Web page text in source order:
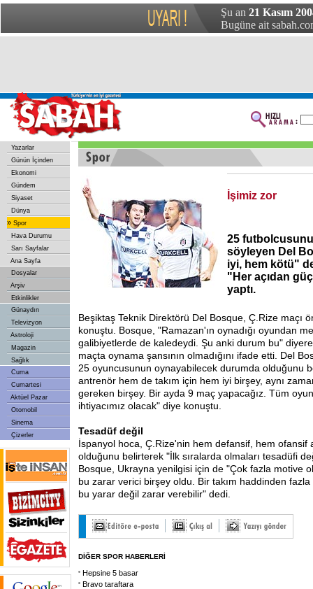
Şu an 21 Kasım
Bugüne ait
Yazarlar
Günün İçinden
Ekonomi
Gündem
Siyaset
Dünya
» Spor
Hava Durumu
Sarı Sayfalar
Ana Sayfa
Dosyalar
Arşiv
Etkinlikler
Günaydın
Televizyon
Astroloji
Magazin
Sağlık
Cuma
Cumartesi
Aktüel Pazar
Otomobil
Sinema
Çizerler
İşimiz zor
25
söyleyen Del
iyi, hem kötü"
"Her açıdan
yaptı.
Beşiktaş Teknik Direktörü Del Bosque, Ç.Rize maçı
konuştu. Bosque, "Ramazan'ın oynadığı oyundan
galibiyetlerde de kaledeydi. Şu anki durum bu"
maçta oynama şansının olmadığını ifade etti. Del
25 oyuncusunun oynayabilecek durumda olduğunu
antrenör hem de takım için hem iyi birşey, aynı
gereken birşey. Bir ayda 9 maç yapacağız. Tüm
ihtiyacımız olacak" diye konuştu.
Tesadüf değil
İspanyol hoca, Ç.Rize'nin hem defansif, hem ofansif
olduğunu belirterek "İlk sıralarda olmaları tesadüfi
Bosque, Ukrayna yenilgisi için de "Çok fazla motive
bu zarar verici birşey oldu. Bir takım haddinden
bu yarar değil zarar verebilir" dedi.
DİĞER SPOR HABERLERİ
Hepsine 5 basar
Bravo taraftara